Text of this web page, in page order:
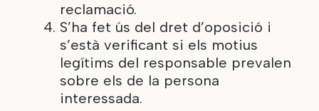
reclamació.
S’ha fet ús del dret d’oposició i
s’està verificant si els motius
legítims del responsable prevalen
sobre els de la persona
interessada.